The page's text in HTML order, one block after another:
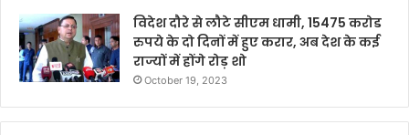
विदेश दौरे से लौटे सीएम धामी, 15475 करोड
रुपये के दो दिनों में हुए करार, अब देश के कई
राज्यों में होंगे रोड़ शो
October 19, 2023